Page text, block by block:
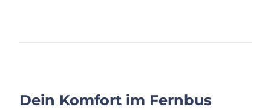
Dein Komfort im Fernbus